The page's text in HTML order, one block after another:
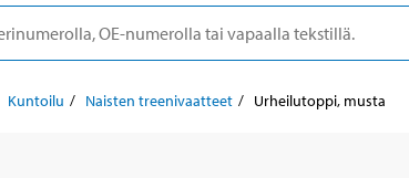
Kuntoilu Naisten treenivaatteet Urheilutoppi, musta